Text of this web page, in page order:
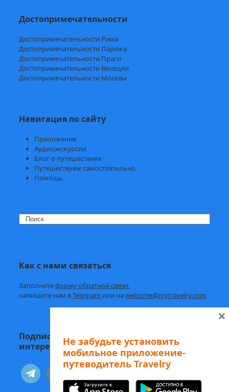
Достопримечательности
Достопримечательности Рима
Достопримечательности Парижа
Достопримечательности Праги
Достопримечательности Венеции
Достопримечательности Москвы
Навигация по сайту
Приложение
Аудиоэкскурсии
Блог о путешествиях
Путешествуем самостоятельно
Помощь
Search
Как с нами связаться
Заполнитеформу обратной связи,
напишите нам вTelegram или наwelcome@mytravelry.com
Подписывайтесь на Travelry — с нами
интересно и полезно!
telegramvkontakte
Не забудьте установить
мобильное приложение-
путеводитель Travelry
×